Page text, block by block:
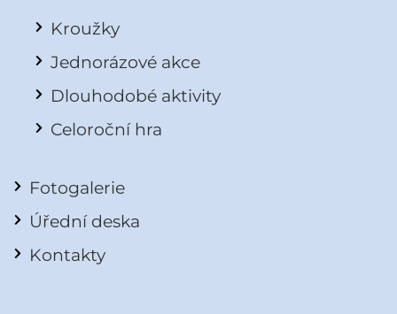
Kroužky
Jednorázové akce
Dlouhodobé aktivity
Celoroční hra
Fotogalerie
Úřední deska
Kontakty